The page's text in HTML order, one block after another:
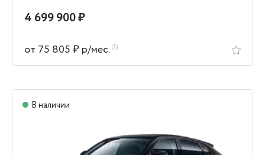
4 699 900 ₽
от 75 805 ₽ р/мес.
В наличии